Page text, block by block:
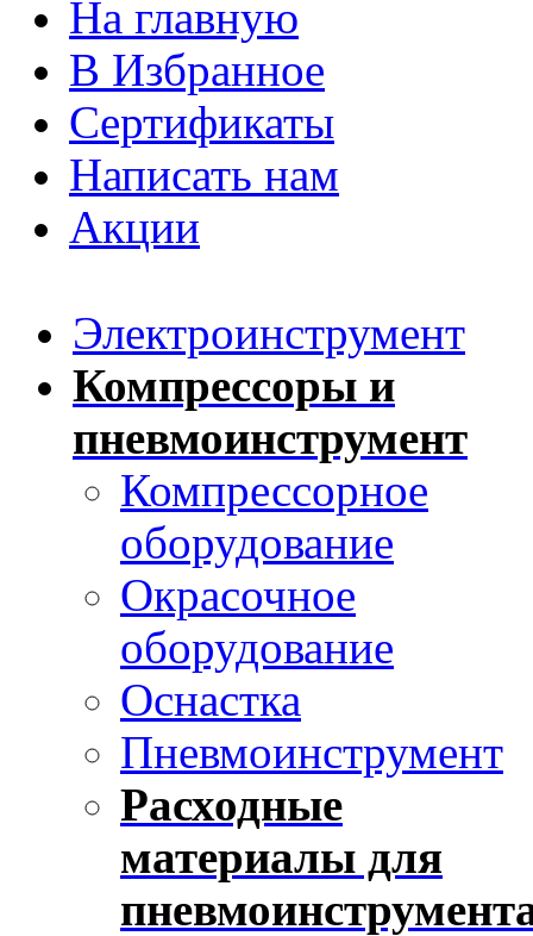
На главную
В Избранное
Сертификаты
Написать нам
Акции
Электроинструмент
Компрессоры и
пневмоинструмент
Компрессорное
оборудование
Окрасочное
оборудование
Оснастка
Пневмоинструмент
Расходные
материалы для